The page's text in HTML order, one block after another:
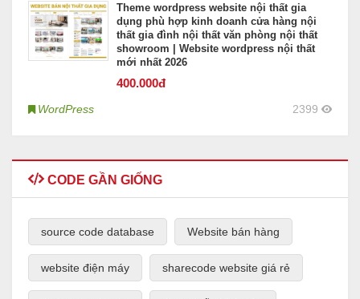
Theme wordpress website nội thất gia
dụng phù hợp kinh doanh cửa hàng nội
thất gia đình nội thất văn phòng nội thất
showroom | Website wordpress nội thất
mới nhất 2026
400.000đ
WordPress 2399
CODE GẦN GIỐNG
source code database Website bán hàng
website điện máy sharecode website giá rẻ